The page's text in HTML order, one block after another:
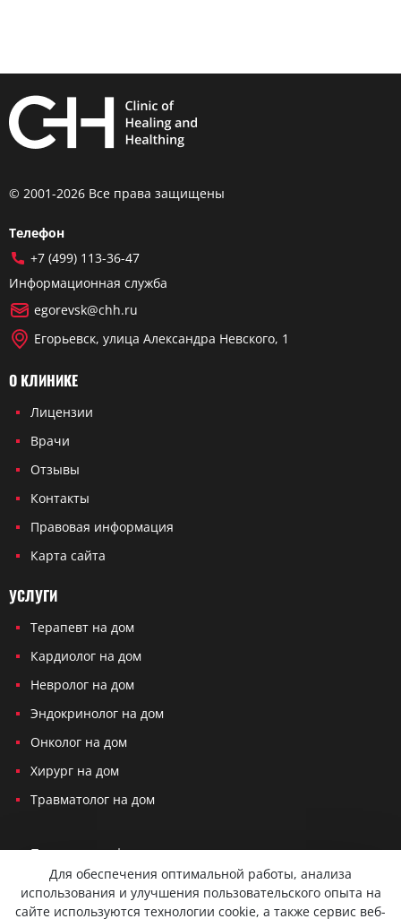
© 2001-2026 Все права защищены
Телефон
+7 (499) 113-36-47
Информационная служба
egorevsk@chh.ru
Егорьевск, улица Александра Невского, 1
О КЛИНИКЕ
Лицензии
Врачи
Отзывы
Контакты
Правовая информация
Карта сайта
УСЛУГИ
Терапевт на дом
Кардиолог на дом
Невролог на дом
Эндокринолог на дом
Онколог на дом
Хирург на дом
Травматолог на дом
Политика конфиденциальности
Согласие на обработку персональных данных
Для обеспечения оптимальной работы, анализа
использования и улучшения пользовательского опыта на
сайте используются технологии cookie, а также сервис веб-